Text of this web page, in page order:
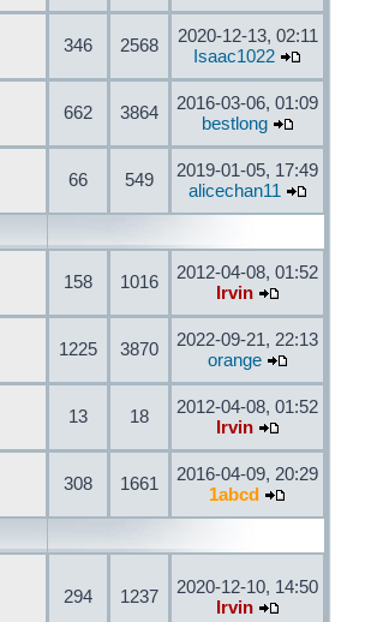
346 2568
2020-12-13, 02:11
Isaac1022
662 3864
2016-03-06, 01:09
bestlong
66 549
2019-01-05, 17:49
alicechan11
158 1016
2012-04-08, 01:52
Irvin
1225 3870
2022-09-21, 22:13
orange
13 18
2012-04-08, 01:52
Irvin
308 1661
2016-04-09, 20:29
1abcd
294 1237
2020-12-10, 14:50
Irvin